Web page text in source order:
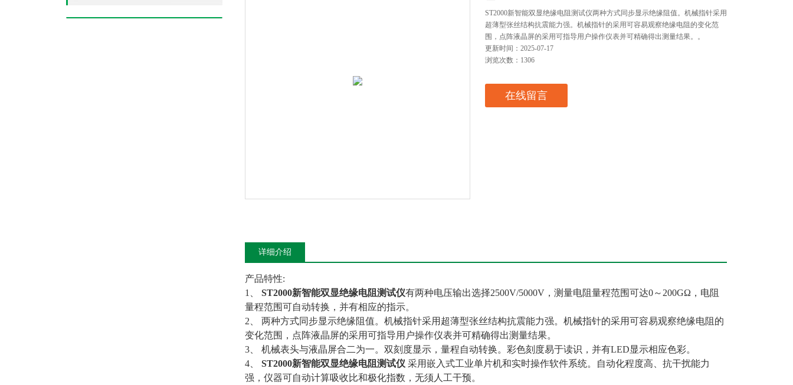
ST2000新智能双显绝缘电阻测试仪两种方式同步显示绝缘阻值。机械指针采用
超薄型张丝结构抗震能力强。机械指针的采用可容易观察绝缘电阻的变化范
围，点阵液晶屏的采用可指导用户操作仪表并可精确得出测量结果。。
更新时间：2025-07-17
浏览次数：1306
在线留言
详细介绍
产品特性:
1、 ST2000新智能双显绝缘电阻测试仪有两种电压输出选择2500V/5000V，测量电阻量程范围可达0～200GΩ，电阻
量程范围可自动转换，并有相应的指示。
2、 两种方式同步显示绝缘阻值。机械指针采用超薄型张丝结构抗震能力强。机械指针的采用可容易观察绝缘电阻的
变化范围，点阵液晶屏的采用可指导用户操作仪表并可精确得出测量结果。
3、 机械表头与液晶屏合二为一。双刻度显示，量程自动转换。彩色刻度易于读识，并有LED显示相应色彩。
4、 ST2000新智能双显绝缘电阻测试仪 采用嵌入式工业单片机和实时操作软件系统。自动化程度高、抗干扰能力
强，仪器可自动计算吸收比和极化指数，无须人工干预。